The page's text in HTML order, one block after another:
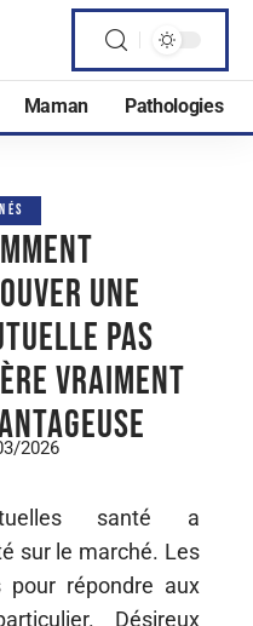
Maman Pathologies
une
pas
vraiment
2026
santé a
sur le marché. Les
répondre aux
Désireux